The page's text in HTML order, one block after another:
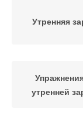
Утренняя
утренней